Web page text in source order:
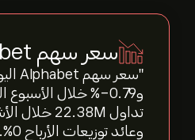
سعر سهم Alphabet
وعائد توزيعات الأرباح 0%. حيث معامل بيتا للسهم عند 1.17"